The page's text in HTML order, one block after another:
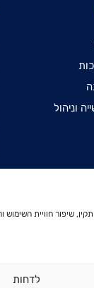
שיפור חוויית השימוש
לדחות
וניהול